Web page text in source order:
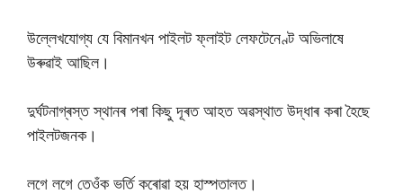
উল্লেখযোগ্য যে বিমানখন পাইলট ফ্লাইট লেফটেনেণ্ট অভিলাষে
উৰুৱাই আছিল।
দুৰ্ঘটনাগ্ৰস্ত স্থানৰ পৰা কিছু দূৰত আহত অৱস্থাত উদ্ধাৰ কৰা হৈছে
পাইলটজনক।
লগে লগে তেওঁক ভৰ্তি কৰোৱা হয় হাস্পতালত।